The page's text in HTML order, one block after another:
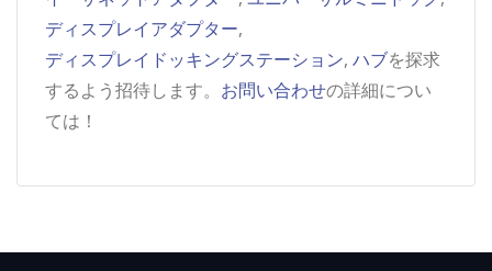
ディスプレイアダプター,
ディスプレイドッキングステーション, ハブを探求
するよう招待します。 お問い合わせの詳細につい
ては！